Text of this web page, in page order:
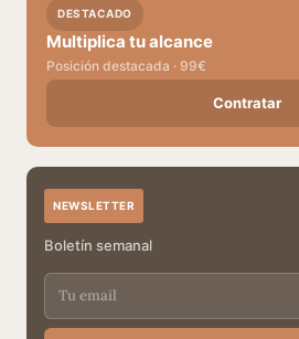
DESTACADO
Multiplica tu alcance
Posición destacada · 99€
Contratar
NEWSLETTER
Boletín semanal